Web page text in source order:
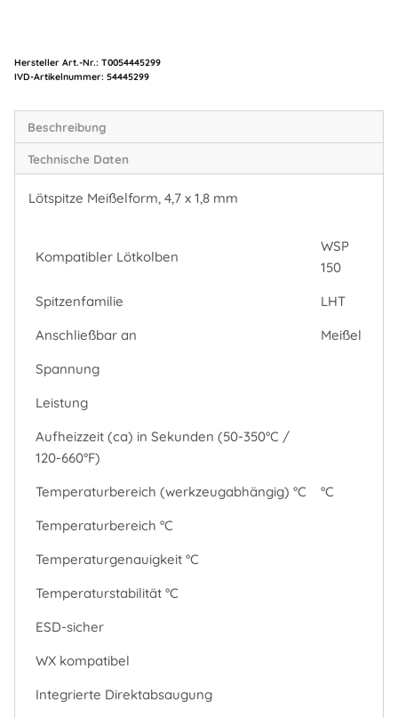
Hersteller Art.-Nr.: T0054445299
Artikelnummer: 54445299
Beschreibung
Technische Daten
Lötspitze Meißelform, 4,7 x 1,8 mm
Kompatibler Lötkolben
WSP
150
Spitzenfamilie
LHT
Anschließbar an
Meißel
Spannung
Leistung
Aufheizzeit (ca) in Sekunden (50-350°C /
120-660°F)
Temperaturbereich (werkzeugabhängig) °C
°C
Temperaturbereich °C
Temperaturgenauigkeit °C
Temperaturstabilität °C
ESD-sicher
WX kompatibel
Integrierte Direktabsaugung